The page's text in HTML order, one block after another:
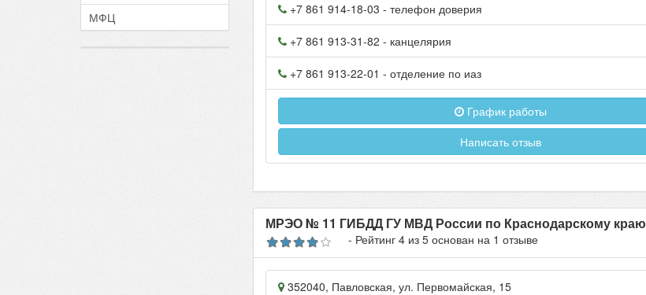
МФЦ
+7 861 914-18-03 - телефон доверия
+7 861 913-31-82 - канцелярия
+7 861 913-22-01 - отделение по иаз
График работы
Написать отзыв
МРЭО № 11 ГИБДД ГУ МВД России по Краснодарскому краю
- Рейтинг 4из 5основан на 1 отзыве
352040, Павловская, ул. Первомайская, 15